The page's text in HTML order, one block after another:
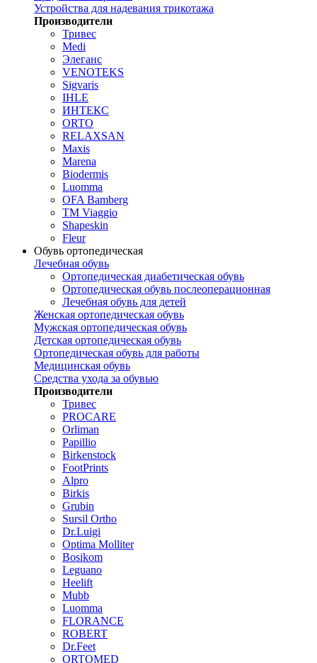
Устройства для надевания трикотажа
Производители
Тривес
Medi
Элеганс
VENOTEKS
Sigvaris
IHLE
ИНТЕКС
ORTO
RELAXSAN
Maxis
Marena
Biodermis
Luomma
OFA Bamberg
TM Viaggio
Shapeskin
Fleur
Обувь ортопедическая
Лечебная обувь
Ортопедическая диабетическая обувь
Ортопедическая обувь послеоперационная
Лечебная обувь для детей
Женская ортопедическая обувь
Мужская ортопедическая обувь
Детская ортопедическая обувь
Ортопедическая обувь для работы
Медицинская обувь
Средства ухода за обувью
Производители
Тривес
PROCARE
Orliman
Papillio
Birkenstock
FootPrints
Alpro
Birkis
Grubin
Sursil Ortho
Dr.Luigi
Optima Molliter
Bosikom
Leguano
Heelift
Mubb
Luomma
FLORANCE
ROBERT
Dr.Feet
ORTOMED